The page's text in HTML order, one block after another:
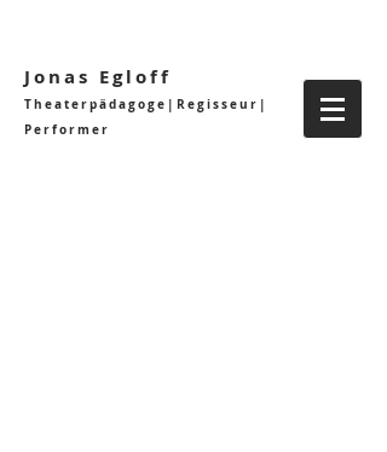
Jonas Egloff
Theaterpädagoge|Regisseur|
Performer